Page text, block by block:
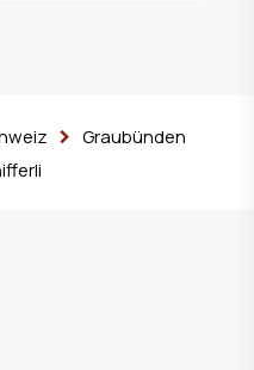
Graubünden